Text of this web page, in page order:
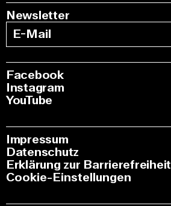
Newsletter
Facebook
Instagram
YouTube
Impressum
Datenschutz
Erklärung zur Barrierefreiheit
Cookie-Einstellungen